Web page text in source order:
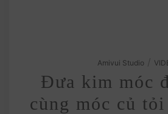
Amivui Studio
Đưa kim móc
cùng móc củ